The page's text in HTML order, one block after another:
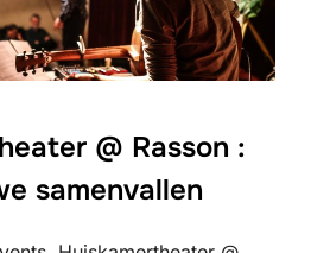
@ Rasson :
samenvallen